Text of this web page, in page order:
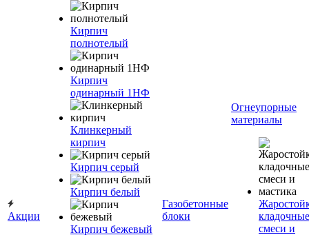
Акции
Кирпич
полнотелый
Кирпич
одинарный 1НФ
Клинкерный
кирпич
Кирпич серый
Кирпич белый
Кирпич бежевый
Газобетонные
блоки
Огнеупорные
материалы
кладочные
смеси и